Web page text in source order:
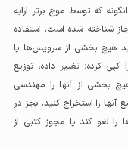
که توسط موج برتر ارایه
شناخته شده است، استفاده
هیچ بخشی از سرویس‌ها یا
کپی کرده؛ تغییر داده، توزیع
بخشی از آنها را مهندسی
را استخراج کنید، بجز در
را لغو کند یا مجوز کتبی از